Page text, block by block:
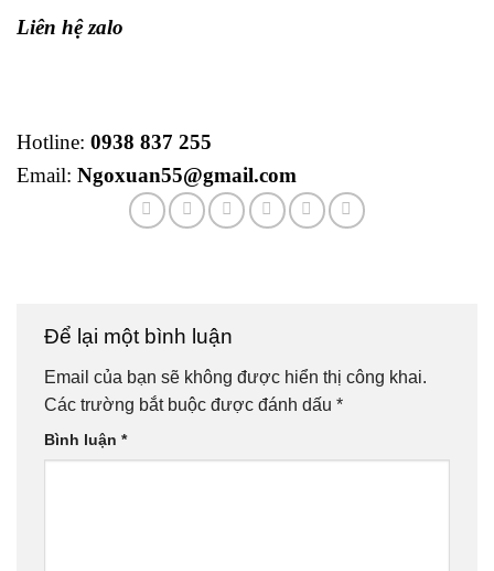
Liên hệ zalo
Hotline: 0938 837 255
Email: Ngoxuan55@gmail.com
Để lại một bình luận
Email của bạn sẽ không được hiển thị công khai.
Các trường bắt buộc được đánh dấu *
Bình luận *